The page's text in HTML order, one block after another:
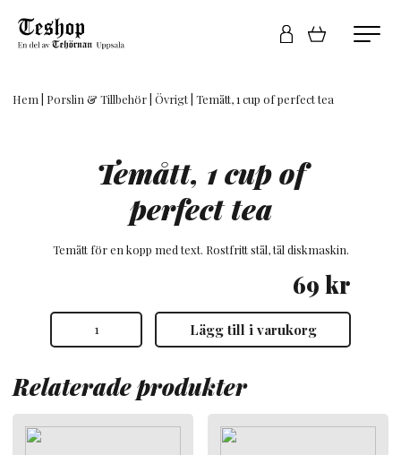
Hem Porslin & Tillbehör Övrigt | Temått, 1 cup of perfect tea
Temått, 1 cup of
perfect tea
Temått för en kopp med text. Rostfritt stål, tål diskmaskin.
69 kr
Temått,
cup
perfect
tea
Lägg till i varukorg
Relaterade produkter